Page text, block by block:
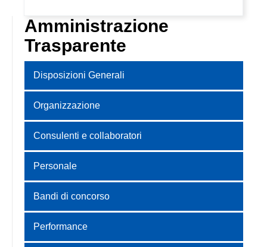
Amministrazione
Trasparente
Disposizioni Generali
Organizzazione
Consulenti e collaboratori
Personale
Bandi di concorso
Performance